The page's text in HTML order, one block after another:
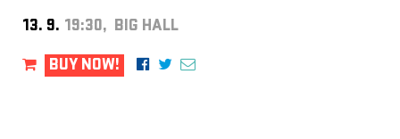
13. 9. 19:30, BIG HALL
BUY NOW!